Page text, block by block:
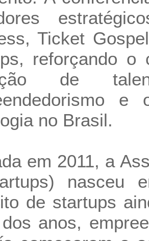
Ticket
reforçando o
de
no Brasil.
em 2011, a
nasceu
de startups
anos,